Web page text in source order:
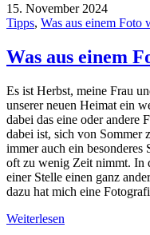
15. November 2024
Tipps, Was aus einem Foto
Was aus einem
Es ist Herbst, meine Frau
unserer neuen Heimat ein
dabei das eine oder andere
dabei ist, sich von Sommer
immer auch ein
oft zu wenig Zeit nimmt. In
einer Stelle einen ganz
dazu hat mich eine
Weiterlesen